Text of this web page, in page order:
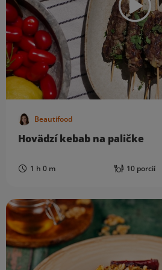
Beautifood
Hovädzí kebab na paličke
1 h 0 m 10 porcií